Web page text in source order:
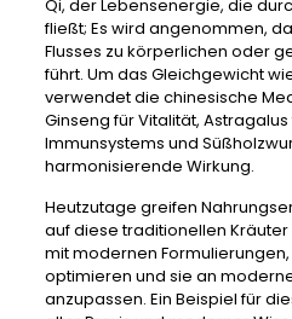
Qi, der Lebensenergie, die
fließt; Es wird angenommen,
Flusses zu körperlichen oder
führt. Um das Gleichgewicht
verwendet die chinesische
Ginseng für Vitalität,
Immunsystems und
harmonisierende Wirkung.
Heutzutage greifen
auf diese traditionellen
mit modernen
optimieren und sie an
anzupassen. Ein Beispiel für